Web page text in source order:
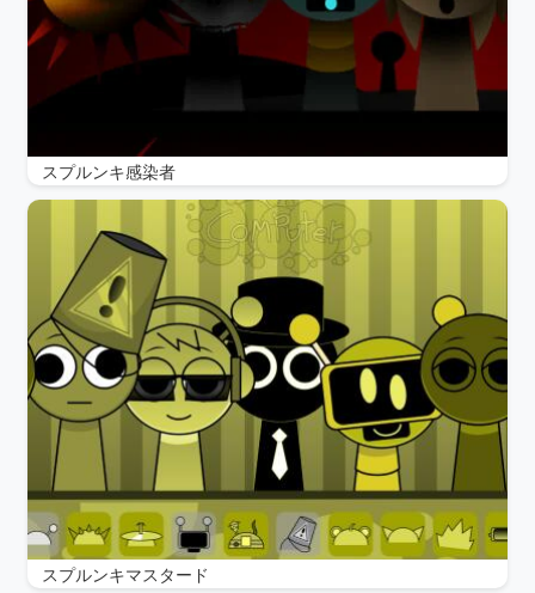
スプルンキ感染者
スプルンキマスタード